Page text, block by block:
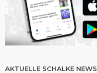
AKTUELLE SCHALKE NEWS